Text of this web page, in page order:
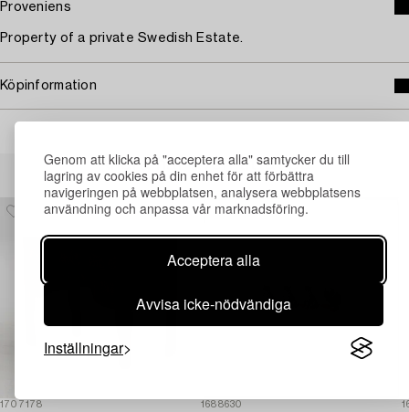
Genom att klicka på "acceptera alla" samtycker du till
lagring av cookies på din enhet för att förbättra
navigeringen på webbplatsen, analysera webbplatsens
användning och anpassa vår marknadsföring.
Acceptera alla
Avvisa icke-nödvändiga
Inställningar
Proveniens
Property of a private Swedish Estate.
Köpinformation
Andra har även tittat på
1707178 1688630